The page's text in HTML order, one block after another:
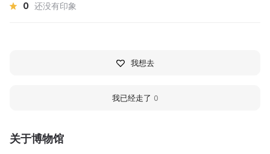
关于博物馆
0 还没有印象
我想去
我已经走了 0